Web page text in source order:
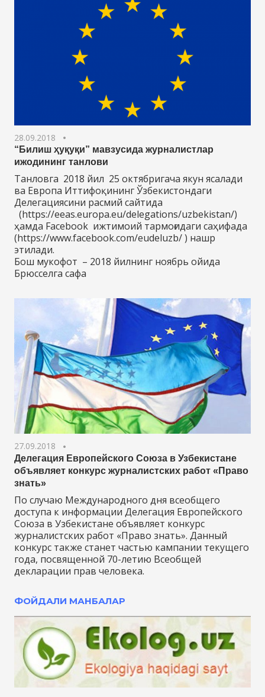
28.09.2018
“Билиш ҳуқуқи” мавзусида журналистлар
ижодининг танлови
Танловга 2018 йил 25 октябригача якун ясалади
ва Европа Иттифоқининг Ўзбекистондаги
Делегациясини расмий сайтида
(https://eeas.europa.eu/delegations/uzbekistan/)
ҳамда Facebook ижтимоий тармоғидаги саҳифада
(https://www.facebook.com/eudeluzb/ ) нашр
этилади.
Бош мукофот – 2018 йилнинг ноябрь ойида
Брюсселга сафа
27.09.2018
Делегация Европейского Союза в Узбекистане
объявляет конкурс журналистских работ «Право
знать»
По случаю Международного дня всеобщего
доступа к информации Делегация Европейского
Союза в Узбекистане объявляет конкурс
журналистских работ «Право знать». Данный
конкурс также станет частью кампании текущего
года, посвященной 70-летию Всеобщей
декларации прав человека.
ФОЙДАЛИ МАНБАЛАР